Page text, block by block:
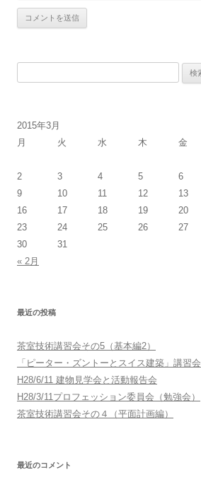
2015年3月
月
火 水 木 金
2
3 4 5 6
9
10 11 12 13
16
17 18 19 20
23
24 25 26 27
30
31
« 2月
最近の投稿
茶室技術講習会その5（基本編2）
「ピーター・ズントーとスイス建築」講習会
H28/6/11 建物見学会と活動報告会
H28/3/11プロフェッション委員会（勉強会）
茶室技術講習会その４（平面計画編）
最近のコメント